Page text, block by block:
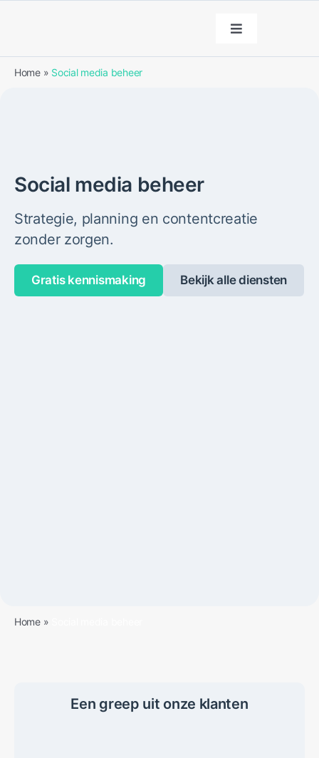
Toggle
Home» Social media beheer
Social media beheer
Strategie, planning en contentcreatie
zonder zorgen.
Gratis kennismaking Bekijk alle diensten
Home»
Een greep uit onze klanten